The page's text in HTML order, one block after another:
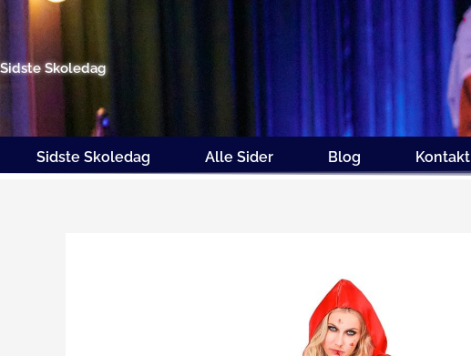
indholdet
Sidste Skoledag
Sidste Skoledag Alle Sider Blog Kontakt